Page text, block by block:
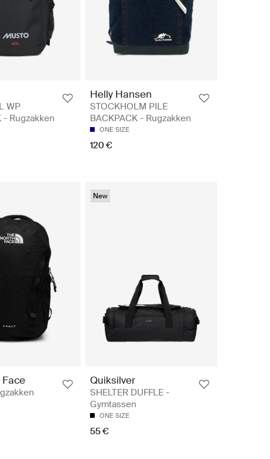
WP
- Rugzakken
Helly Hansen
STOCKHOLM PILE
BACKPACK - Rugzakken
ONE SIZE
120 €
New
Quiksilver
SHELTER DUFFLE -
Gymtassen
ONE SIZE
55 €